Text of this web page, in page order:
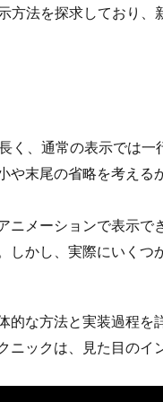
方法を探求しており
く、通常の表示では
や末尾の省略を考え
ニメーションで表示
しかし、実際にいく
的な方法と実装過程
ニックは、見た目の